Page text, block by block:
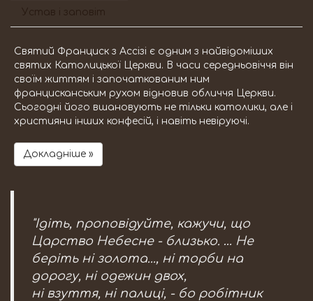
Устав і заповіт
Святий Франциск з Ассізі є одним з найвідоміших
святих Католицької Церкви. В часи середньовіччя він
своїм життям і започаткованим ним
францисканським рухом відновив обличчя Церкви.
Сьогодні його вшановують не тільки католики, але і
християни інших конфесій, і навіть невіруючі.
Докладніше »
"Ідіть, проповідуйте, кажучи, що
Царство Небесне - близько. … Не
беріть ні золота..., ні торби на
дорогу, ні одежин двох,
ні взуття, ні палиці, - бо робітник